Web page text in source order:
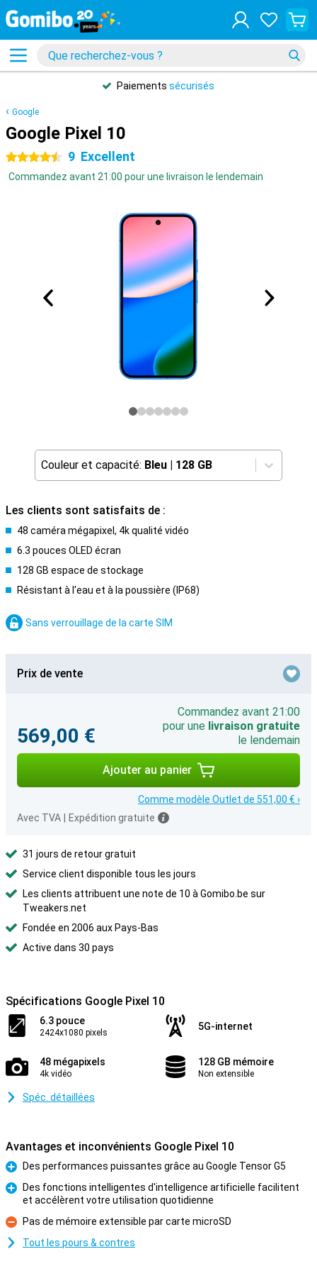
Paiements sécurisés
Google
Google Pixel 10
4.5 étoiles 9 Excellent
Commandez avant 21:00 pour une livraison le lendemain
Couleur et capacité: Bleu | 128 GB
Les clients sont satisfaits de :
48 caméra mégapixel, 4k qualité vidéo
6.3 pouces OLED écran
128 GB espace de stockage
Résistant à l'eau et à la poussière (IP68)
Sans verrouillage de la carte SIM
Prix de vente
569,00 €
Commandez avant 21:00
pour une livraison gratuite
le lendemain
Ajouter au panier
Comme modèle Outlet de 551,00 € ›
Avec TVA
Expédition gratuite
31 jours de retour gratuit
Service client disponible tous les jours
Les clients attribuent une note de 10 à Gomibo.be sur
Tweakers.net
Fondée en 2006 aux Pays-Bas
Active dans 30 pays
Spécifications Google Pixel 10
6.3 pouce
2424x1080 pixels
5G-internet
48 mégapixels
4k vidéo
128 GB mémoire
Non extensible
Spéc. détaillées
Avantages et inconvénients Google Pixel 10
Pour
Des performances puissantes grâce au Google Tensor G5
Pour
Des fonctions intelligentes d'intelligence artificielle facilitent
et accélèrent votre utilisation quotidienne
Contre
Pas de mémoire extensible par carte microSD
Tout les pours & contres